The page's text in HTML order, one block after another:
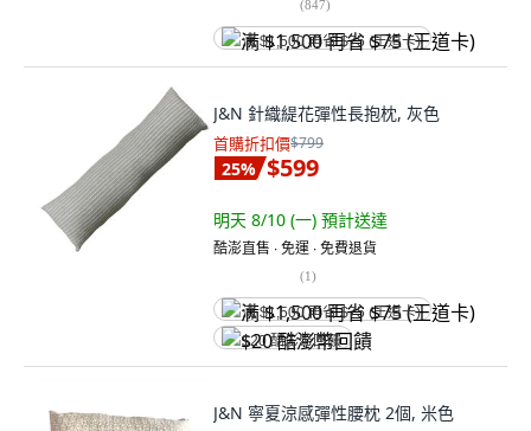
(847)
满 $1,500 再省 $75 (王道卡)
J&N 針織緹花彈性長抱枕, 灰色
首購折扣價$799
25% $599
明天 8/10 (一) 預計送達
酷澎直售 ∙ 免運 ∙ 免費退貨
(1)
满 $1,500 再省 $75 (王道卡)
$20 酷澎幣回饋
J&N 寧夏涼感彈性腰枕 2個, 米色